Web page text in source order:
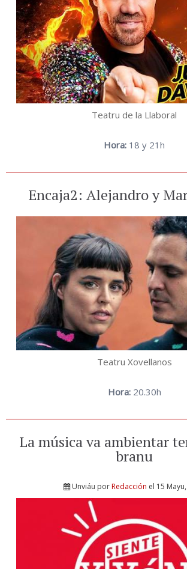
Teatru de la Llaboral
Hora: 18 y 21h
Encaja2: Alejandro y
Teatru Xovellanos
Hora:20.30h
La música va ambientar
branu
Unviáu porRedacción el 15